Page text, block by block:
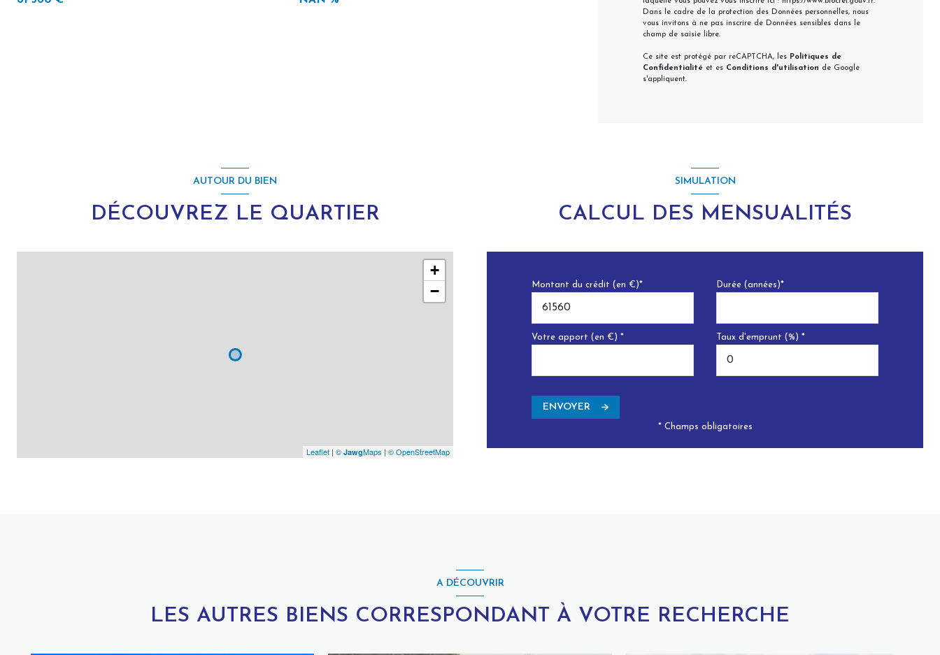
Dans le cadre de la protection des Données personnelles, nous
vous invitons à ne pas inscrire de Données sensibles dans le
champ de saisie libre.
Ce site est protégé par reCAPTCHA, les Politiques de
Confidentialitéet es Conditions d'utilisation de Google
s'appliquent.
AUTOUR DU BIEN
DÉCOUVREZ LE QUARTIER
+
−
Leaflet | © JawgMaps | © OpenStreetMap
SIMULATION
CALCUL DES MENSUALITÉS
Montant du crédit (en €)* Durée (années)*
Votre apport (en €) * Taux d'emprunt (%) *
ENVOYER
* Champs obligatoires
A DÉCOUVRIR
LES AUTRES BIENS CORRESPONDANT À VOTRE RECHERCHE